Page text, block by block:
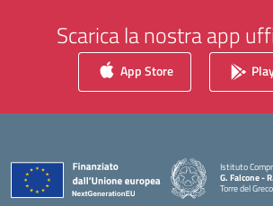
Scarica la nostra app
App Store
Istituto
G. Falcone -
Torre del Greco